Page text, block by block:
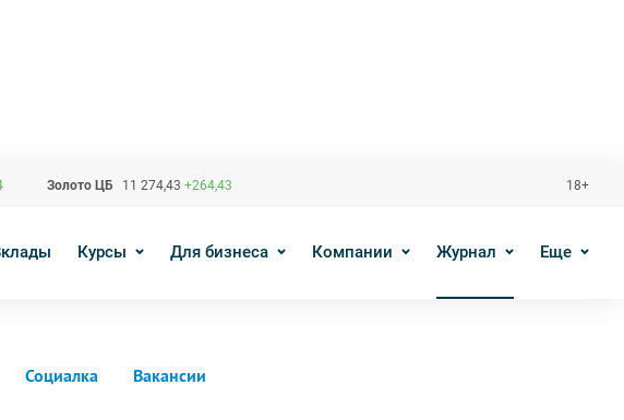
Золото ЦБ 11 274,43 +264,43 18+
Курсы Для бизнеса Компании Журнал Еще
Социалка Вакансии